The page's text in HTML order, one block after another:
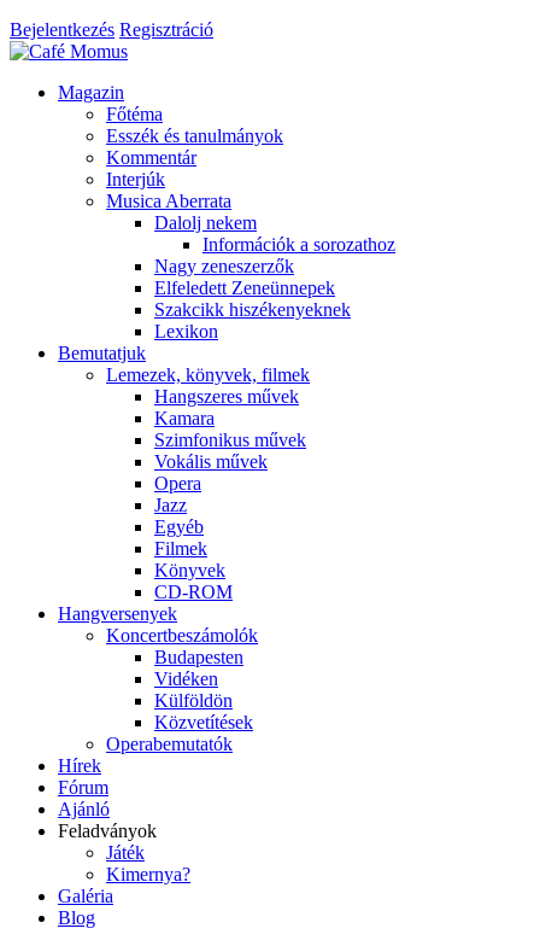
Bejelentkezés Regisztráció
Magazin
Főtéma
Esszék és tanulmányok
Kommentár
Interjúk
Musica Aberrata
Dalolj nekem
Információk a sorozathoz
Nagy zeneszerzők
Elfeledett Zeneünnepek
Szakcikk hiszékenyeknek
Lexikon
Bemutatjuk
Lemezek, könyvek, filmek
Hangszeres művek
Kamara
Szimfonikus művek
Vokális művek
Opera
Jazz
Egyéb
Filmek
Könyvek
CD-ROM
Hangversenyek
Koncertbeszámolók
Budapesten
Vidéken
Külföldön
Közvetítések
Operabemutatók
Hírek
Fórum
Ajánló
Feladványok
Játék
Kimernya?
Galéria
Blog